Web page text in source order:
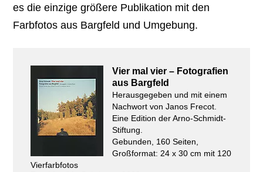
es die einzige größere Publikation mit den
Farbfotos aus Bargfeld und Umgebung.
Vier mal vier – Fotografien
aus Bargfeld
Herausgegeben und mit einem
Nachwort von Janos Frecot.
Eine Edition der Arno-Schmidt-
Stiftung.
Gebunden, 160 Seiten,
Großformat: 24 x 30 cm mit 120
Vierfarbfotos